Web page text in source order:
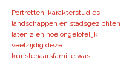
Portretten, karakterstudies,
landschappen en stadsgezichten
laten zien hoe ongelofelijk
veelzijdig deze
kunstenaarsfamilie was